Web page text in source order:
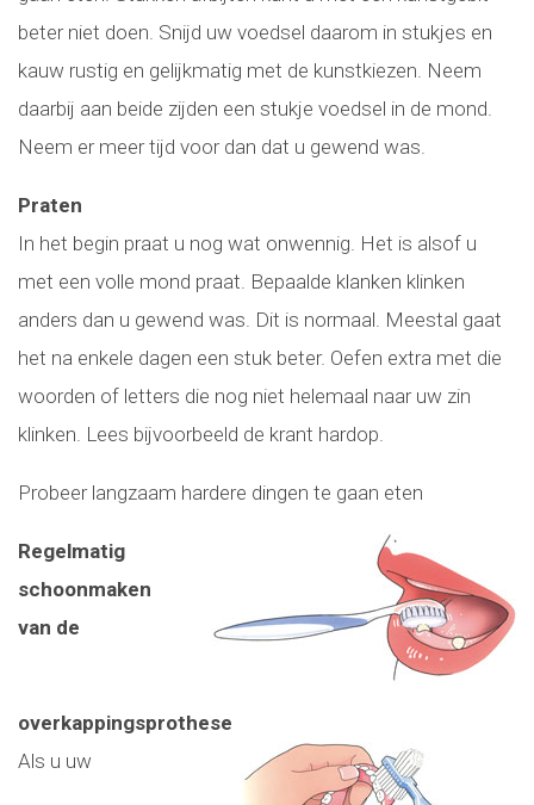
beter niet doen. Snijd uw voedsel daarom in stukjes en
kauw rustig en gelijkmatig met de kunstkiezen. Neem
daarbij aan beide zijden een stukje voedsel in de mond.
Neem er meer tijd voor dan dat u gewend was.
Praten
In het begin praat u nog wat onwennig. Het is alsof u
met een volle mond praat. Bepaalde klanken klinken
anders dan u gewend was. Dit is normaal. Meestal gaat
het na enkele dagen een stuk beter. Oefen extra met die
woorden of letters die nog niet helemaal naar uw zin
klinken. Lees bijvoorbeeld de krant hardop.
Probeer langzaam hardere dingen te gaan eten
Regelmatig
schoonmaken
van de
overkappingsprothese
Als u uw